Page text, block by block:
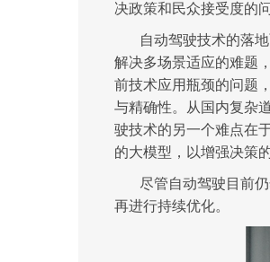
决政策和民众接受度的
自动驾驶技术的落
解决多场景适应的难题
前技术应用瓶颈的问题
与精确性。从国内复杂
驶技术的另一个难点在
的大模型，以增强决策
尽管自动驾驶目前
再进行持续优化。